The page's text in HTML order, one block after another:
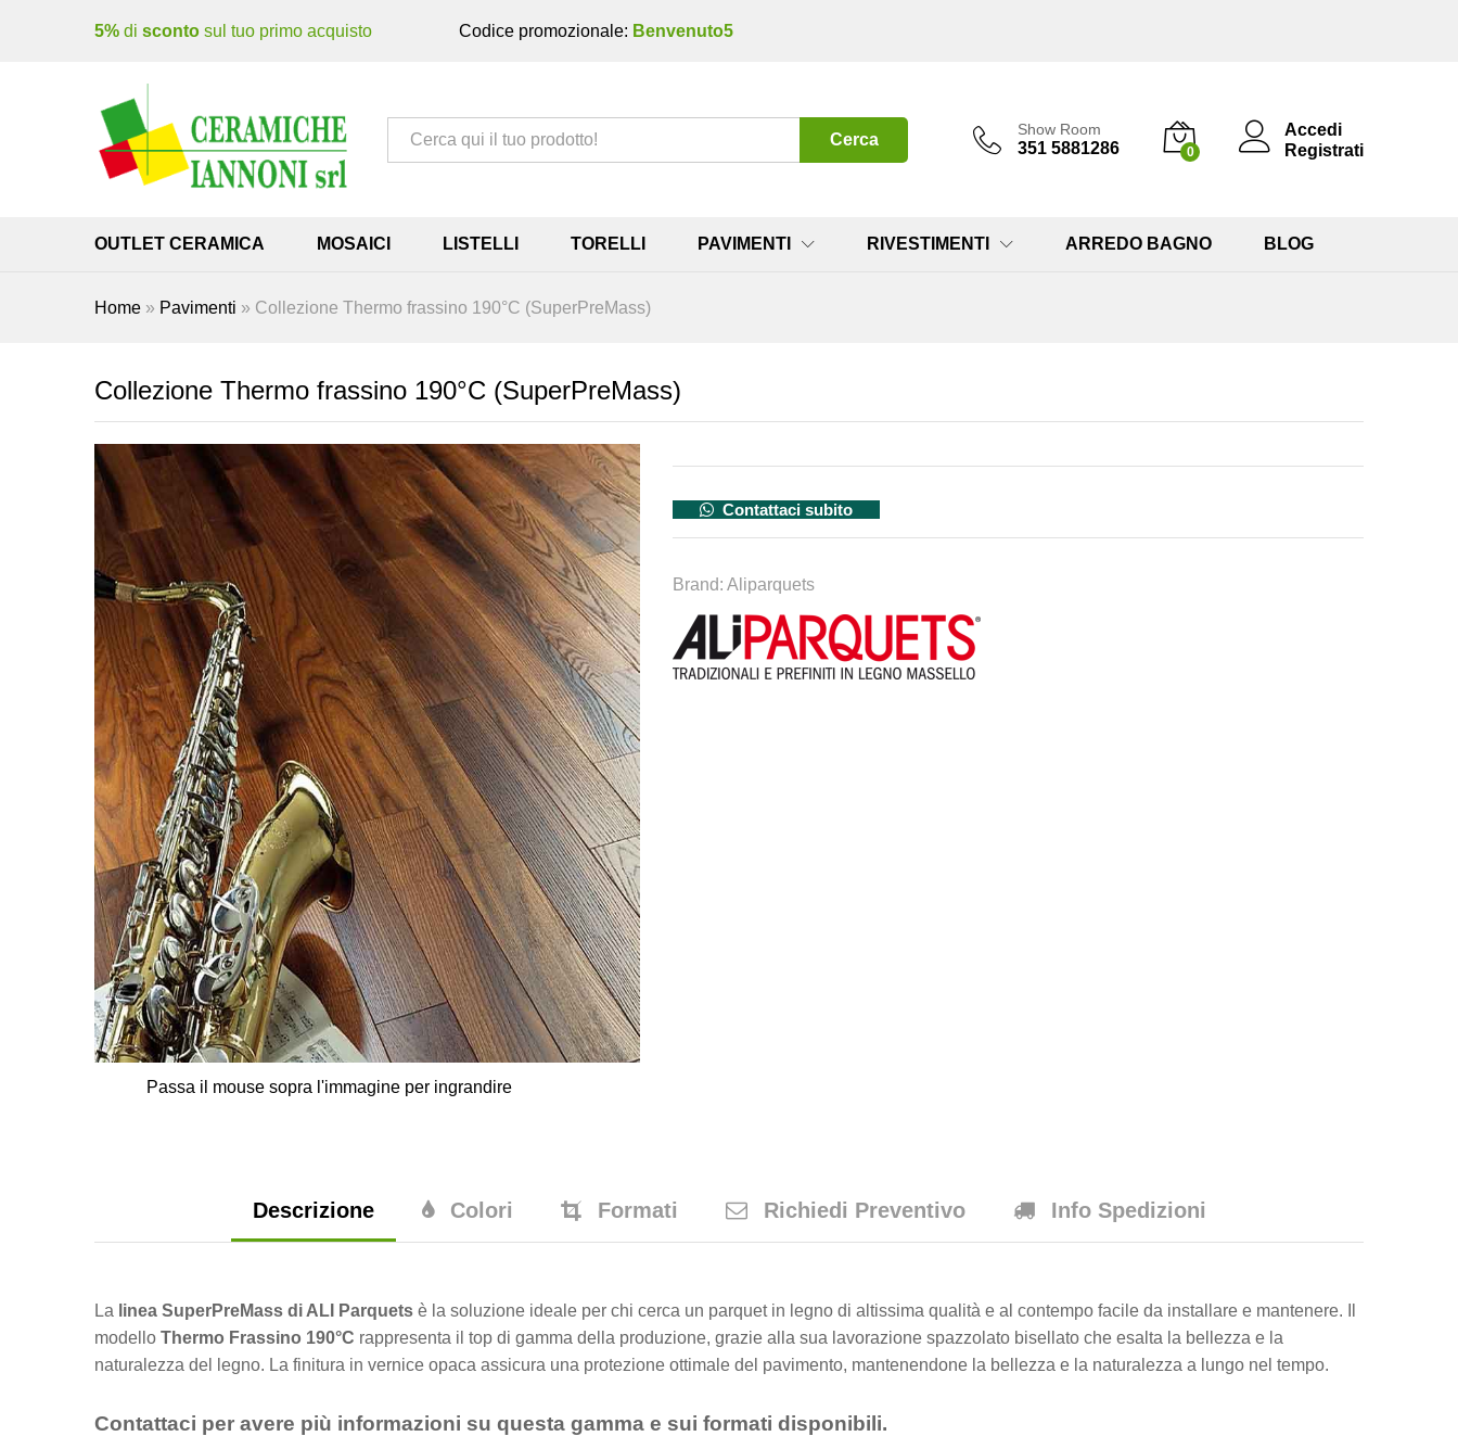
5% di sconto sul tuo primo acquisto Codice promozionale: Benvenuto5
Tutto Cerca
Show Room
351 5881286 0
Accedi
Registrati
OUTLET CERAMICA MOSAICI LISTELLI TORELLI PAVIMENTI RIVESTIMENTI ARREDO BAGNO BLOG
Home » Pavimenti » Collezione Thermo frassino 190°C (SuperPreMass)
Collezione Thermo frassino 190°C (SuperPreMass)
Passa il mouse sopra l'immagine per ingrandire
Contattaci subito
Brand:Aliparquets
Descrizione Colori Formati Richiedi Preventivo Info Spedizioni
La linea SuperPreMass di ALI Parquets è la soluzione ideale per chi cerca un parquet in legno di altissima qualità e al contempo facile da installare e mantenere. Il
modello Thermo Frassino 190°C rappresenta il top di gamma della produzione, grazie alla sua lavorazione spazzolato bisellato che esalta la bellezza e la
naturalezza del legno. La finitura in vernice opaca assicura una protezione ottimale del pavimento, mantenendone la bellezza e la naturalezza a lungo nel tempo.
Contattaci per avere più informazioni su questa gamma e sui formati disponibili.